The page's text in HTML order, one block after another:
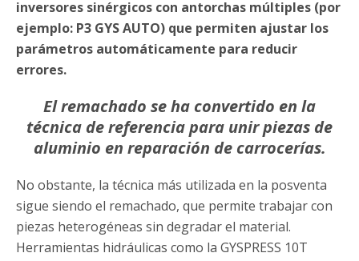
inversores sinérgicos con antorchas múltiples (por
ejemplo: P3 GYS AUTO) que permiten ajustar los
parámetros automáticamente para reducir
errores.
El remachado se ha convertido en la
técnica de referencia para unir piezas de
aluminio en reparación de carrocerías.
No obstante, la técnica más utilizada en la posventa
sigue siendo el remachado, que permite trabajar con
piezas heterogéneas sin degradar el material.
Herramientas hidráulicas como la GYSPRESS 10T